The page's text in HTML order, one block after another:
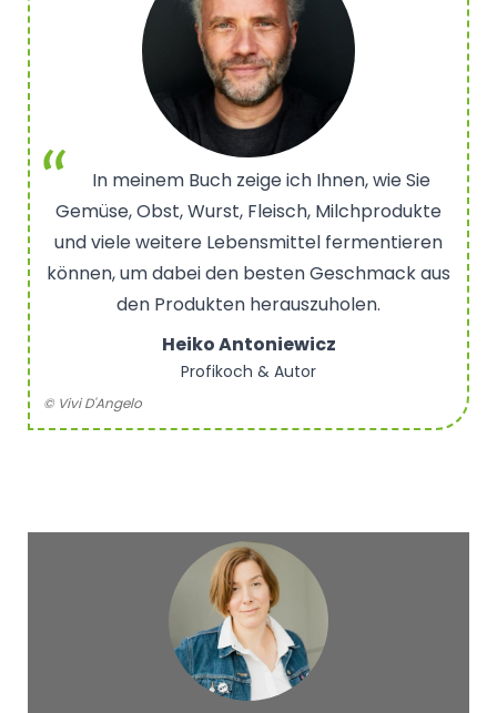
In meinem Buch zeige ich Ihnen, wie Sie
Gemüse, Obst, Wurst, Fleisch, Milchprodukte
und viele weitere Lebensmittel fermentieren
können, um dabei den besten Geschmack aus
den Produkten herauszuholen.
Heiko Antoniewicz
Profikoch & Autor
© Vivi D'Angelo